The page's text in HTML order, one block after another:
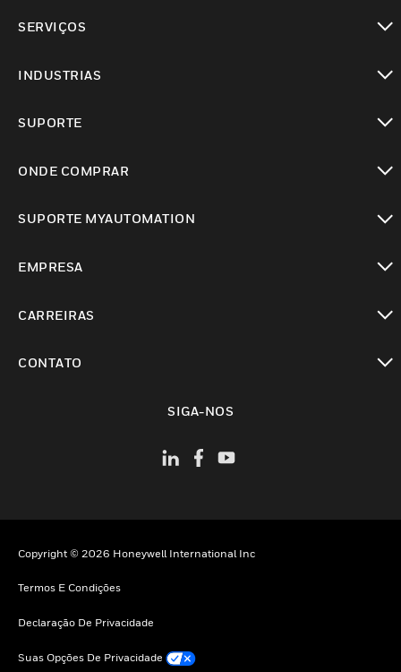
SERVIÇOS
INDUSTRIAS
SUPORTE
ONDE COMPRAR
SUPORTE MYAUTOMATION
EMPRESA
CARREIRAS
CONTATO
SIGA-NOS
Copyright © 2026 Honeywell International Inc
Termos E Condições
Declaração De Privacidade
Suas Opções De Privacidade